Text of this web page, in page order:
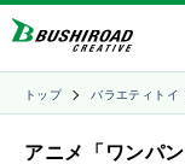
トップ バラエティトイ
アニメ「ワンパ